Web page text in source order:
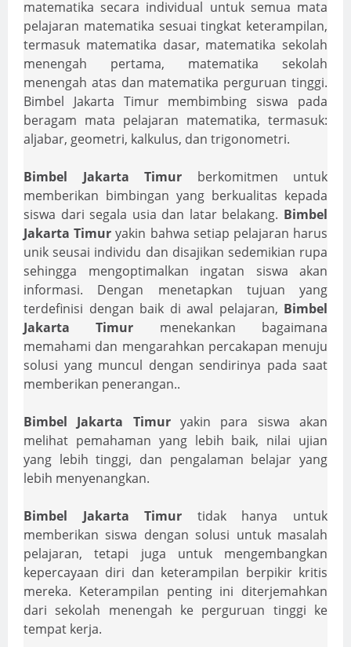
matematika secara individual untuk semua mata
pelajaran matematika sesuai tingkat keterampilan,
termasuk matematika dasar, matematika sekolah
menengah pertama, matematika sekolah
menengah atas dan matematika perguruan tinggi.
Bimbel Jakarta Timur membimbing siswa pada
beragam mata pelajaran matematika, termasuk:
aljabar, geometri, kalkulus, dan trigonometri.
Bimbel Jakarta Timur berkomitmen untuk
memberikan bimbingan yang berkualitas kepada
siswa dari segala usia dan latar belakang. Bimbel
Jakarta Timur yakin bahwa setiap pelajaran harus
unik seusai individu dan disajikan sedemikian rupa
sehingga mengoptimalkan ingatan siswa akan
informasi. Dengan menetapkan tujuan yang
terdefinisi dengan baik di awal pelajaran, Bimbel
Jakarta Timur menekankan bagaimana
memahami dan mengarahkan percakapan menuju
solusi yang muncul dengan sendirinya pada saat
memberikan penerangan..
Bimbel Jakarta Timur yakin para siswa akan
melihat pemahaman yang lebih baik, nilai ujian
yang lebih tinggi, dan pengalaman belajar yang
lebih menyenangkan.
Bimbel Jakarta Timur tidak hanya untuk
memberikan siswa dengan solusi untuk masalah
pelajaran, tetapi juga untuk mengembangkan
kepercayaan diri dan keterampilan berpikir kritis
mereka. Keterampilan penting ini diterjemahkan
dari sekolah menengah ke perguruan tinggi ke
tempat kerja.